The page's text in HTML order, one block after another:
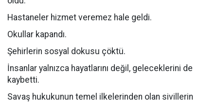
Hastaneler hizmet veremez hale geldi.
Okullar kapandı.
Şehirlerin sosyal dokusu çöktü.
İnsanlar yalnızca hayatlarını değil, geleceklerini de
kaybetti.
Savaş hukukunun temel ilkelerinden olan sivillerin